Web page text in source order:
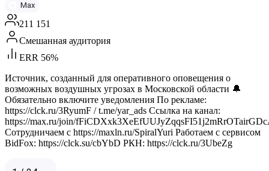
Max
211 151
Смешанная аудитория
ERR 56%
Источник, созданный для оперативного оповещения о
возможных воздушных угрозах в Московской области 🔔
Обязательно включите уведомления По рекламе:
https://clck.ru/3RyumF / t.me/yar_ads Ссылка на канал:
https://max.ru/join/
Сотрудничаем с https://maxln.ru/SpiralYuri Работаем с сервисом
BidFox: https://clck.su/cbYbD РКН: https://clck.ru/3UbeZg